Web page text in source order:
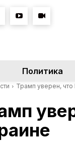
Политика
Трамп уверен, что